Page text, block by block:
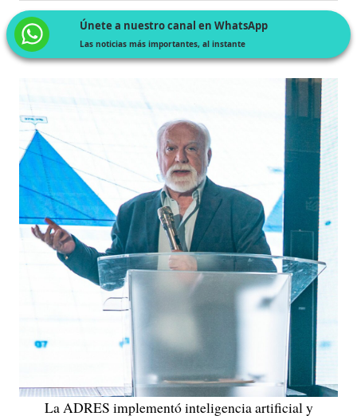
Únete a nuestro canal en WhatsApp
Las noticias más importantes, al instante
La ADRES implementó inteligencia artificial y